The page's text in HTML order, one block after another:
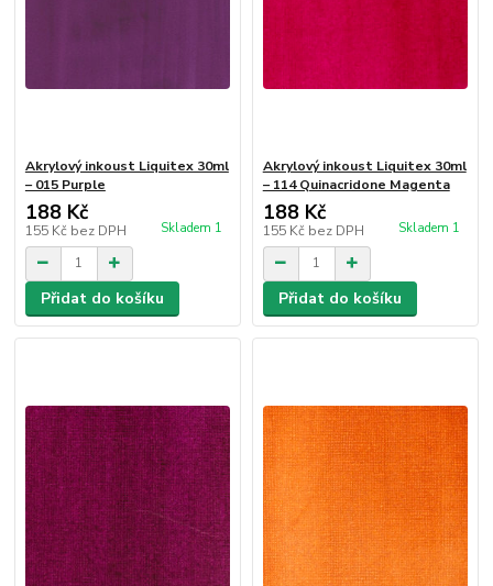
Akrylový inkoust Liquitex 30ml
– 015 Purple
188 Kč
155 Kč bez DPH Skladem 1
Přidat do košíku
Akrylový inkoust Liquitex 30ml
– 114 Quinacridone Magenta
188 Kč
155 Kč bez DPH Skladem 1
Přidat do košíku